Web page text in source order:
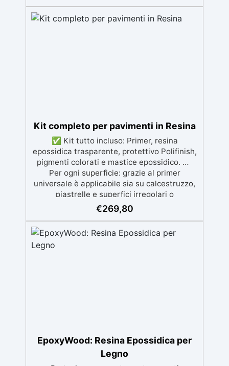
materiali. Certificata post-catalisi atossica e
sicura per il contatto con la pelle, Bpa Free e
Kit completo per pavimenti in Resina
✅ Kit tutto incluso: Primer, resina
epossidica trasparente, protettivo Polifinish,
pigmenti colorati e mastice epossidico. ✅
Per ogni superficie: grazie al primer
universale è applicabile sia su calcestruzzo,
piastrelle e superfici irregolari o
danneggiate. ✅ Facile da applicare: Video
Guida completa inclusa, 3 semplici passaggi,
finitura protettiva antigraffio. ✅ Risultati
professionali: Sistema autolivellante,
€269,80
EpoxyWood: Resina Epossidica per
Legno